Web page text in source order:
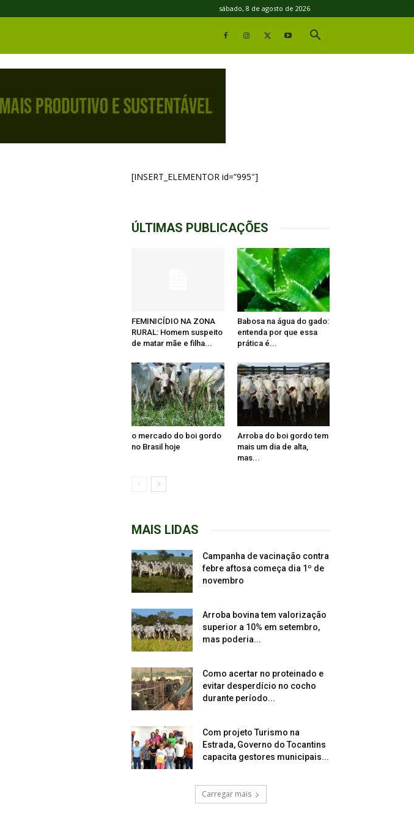
sábado, 8 de agosto de 2026
[INSERT_ELEMENTOR id=”995″]
ÚLTIMAS PUBLICAÇÕES
FEMINICÍDIO NA ZONA
RURAL: Homem suspeito
de matar mãe e filha...
Babosa na água do gado:
entenda por que essa
prática é...
o mercado do boi gordo
no Brasil hoje
Arroba do boi gordo tem
mais um dia de alta,
mas...
MAIS LIDAS
Campanha de vacinação contra
febre aftosa começa dia 1º de
novembro
Arroba bovina tem valorização
superior a 10% em setembro,
mas poderia...
Como acertar no proteinado e
evitar desperdício no cocho
durante período...
Com projeto Turismo na
Estrada, Governo do Tocantins
capacita gestores municipais...
Carregar mais